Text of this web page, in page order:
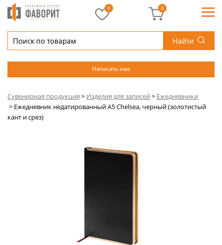
Найти
Написать нам
0 0
Сувенирная продукция > Изделия для записей > Ежедневники
> Ежедневник недатированный A5 Chelsea, черный (золотистый
кант и срез)